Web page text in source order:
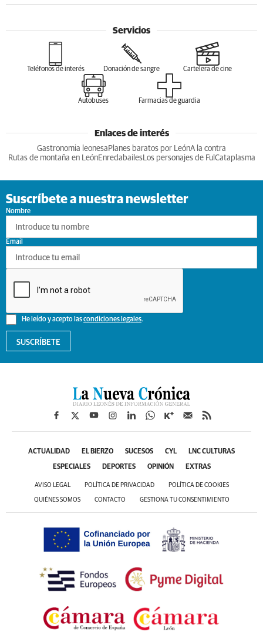
Servicios
Teléfonos de interés Donación de sangre Cartelera de cine
Autobuses Farmacias de guardia
Enlaces de interés
Gastronomia leonesa Planes baratos por LeónA la contra
Rutas de montaña en LeónEnredabailesLos personajes de Ful Cataplasma
Suscríbete a nuestra newsletter
Nombre
He leído y acepto lascondiciones legales.
Email
SUSCRÍBETE
ACTUALIDAD EL BIERZO SUCESOS CYL LNC CULTURAS
ESPECIALES DEPORTES OPINIÓN EXTRAS
AVISO LEGAL POLÍTICA DE PRIVACIDAD POLÍTICA DE COOKIES
QUIÉNES SOMOS CONTACTO GESTIONA TU CONSENTIMIENTO